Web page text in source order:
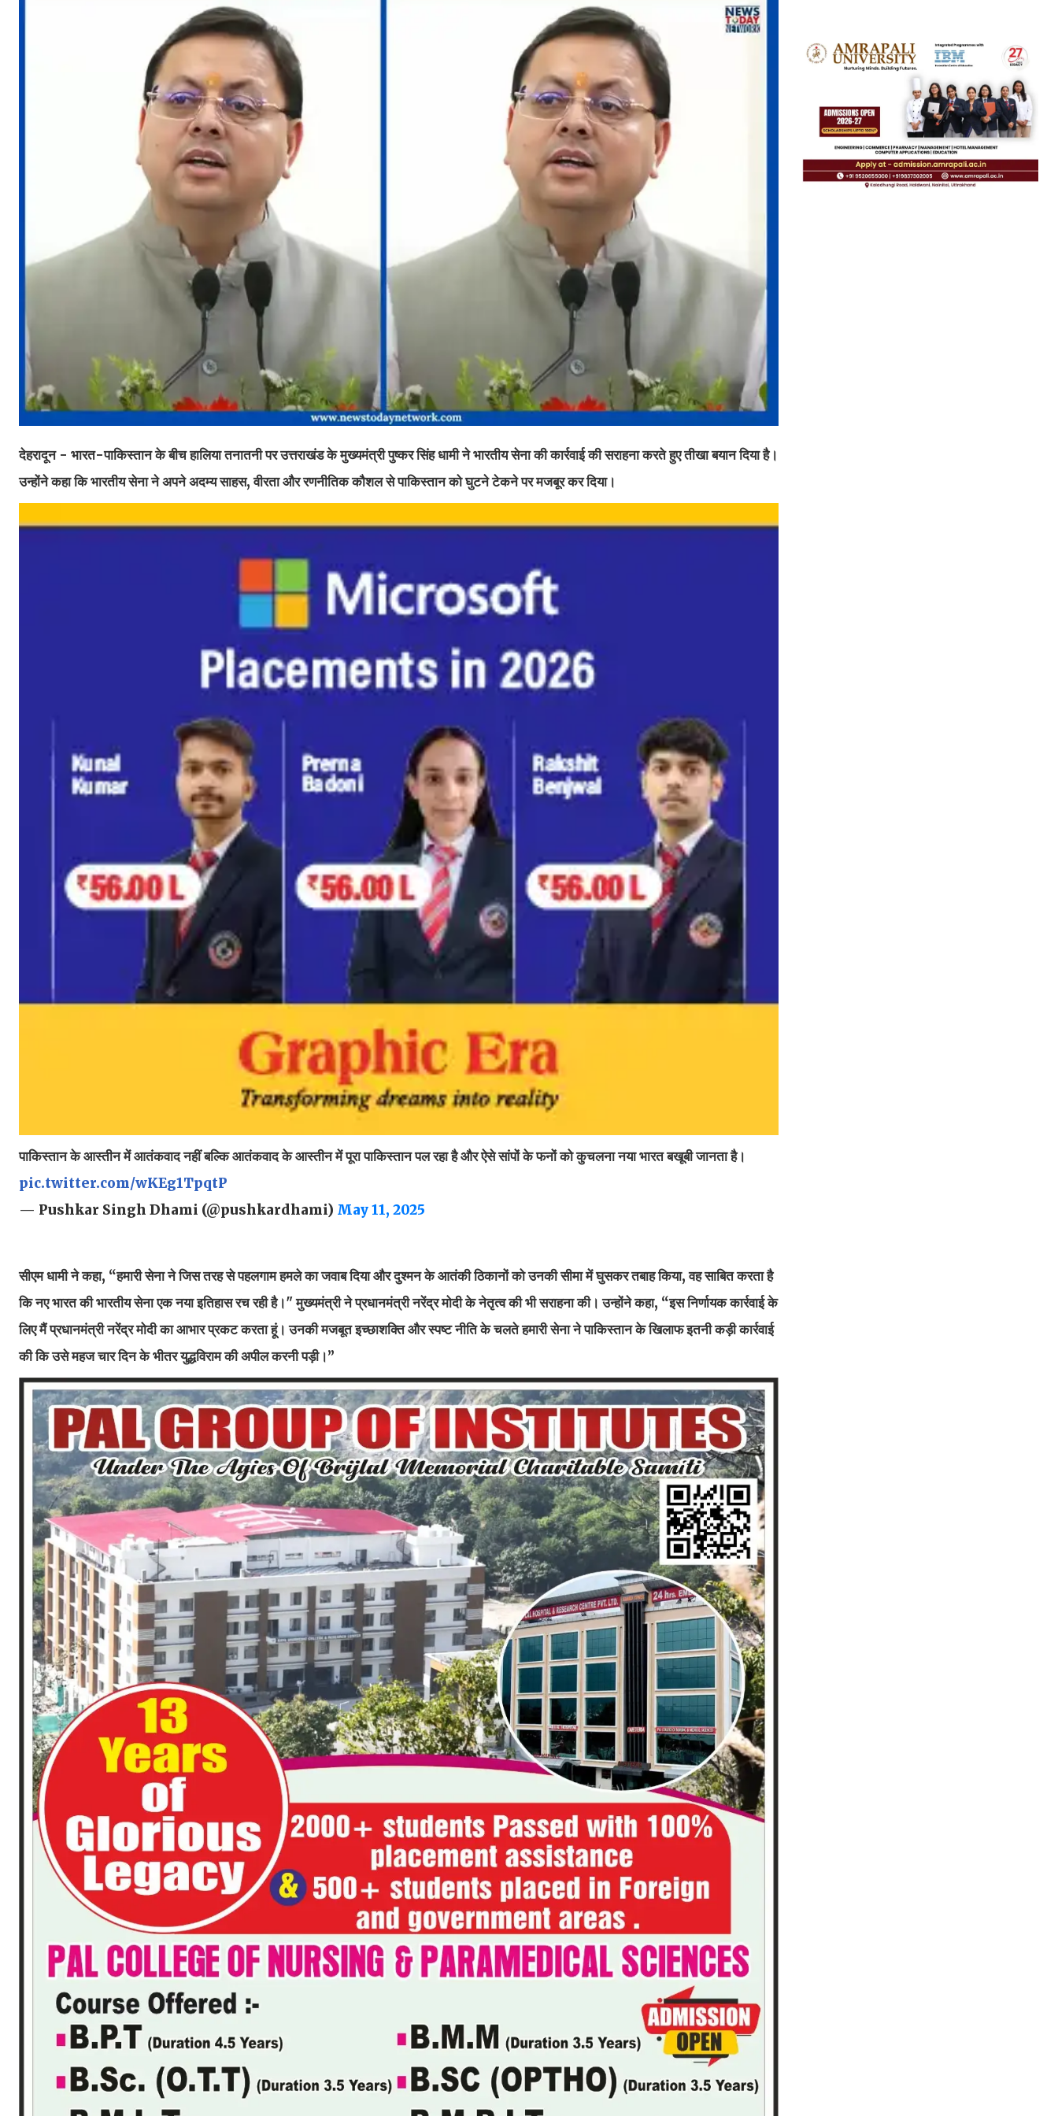
देहरादून - भारत-पाकिस्तान के बीच हालिया तनातनी पर उत्तराखंड के मुख्यमंत्री पुष्कर सिंह धामी ने भारतीय सेना की कार्रवाई की सराहना करते हुए तीखा बयान दिया है।
उन्होंने कहा कि भारतीय सेना ने अपने अदम्य साहस, वीरता और रणनीतिक कौशल से पाकिस्तान को घुटने टेकने पर मजबूर कर दिया।
पाकिस्तान के आस्तीन में आतंकवाद नहीं बल्कि आतंकवाद के आस्तीन में पूरा पाकिस्तान पल रहा है और ऐसे सांपों के फनों को कुचलना नया भारत बखूबी जानता है।
pic.twitter.com/wKEg1TpqtP
— Pushkar Singh Dhami (@pushkardhami) May 11, 2025
सीएम धामी ने कहा, “हमारी सेना ने जिस तरह से पहलगाम हमले का जवाब दिया और दुश्मन के आतंकी ठिकानों को उनकी सीमा में घुसकर तबाह किया, वह साबित करता है
कि नए भारत की भारतीय सेना एक नया इतिहास रच रही है।" मुख्यमंत्री ने प्रधानमंत्री नरेंद्र मोदी के नेतृत्व की भी सराहना की। उन्होंने कहा, “इस निर्णायक कार्रवाई के
लिए मैं प्रधानमंत्री नरेंद्र मोदी का आभार प्रकट करता हूं। उनकी मजबूत इच्छाशक्ति और स्पष्ट नीति के चलते हमारी सेना ने पाकिस्तान के खिलाफ इतनी कड़ी कार्रवाई
की कि उसे महज चार दिन के भीतर युद्धविराम की अपील करनी पड़ी।”